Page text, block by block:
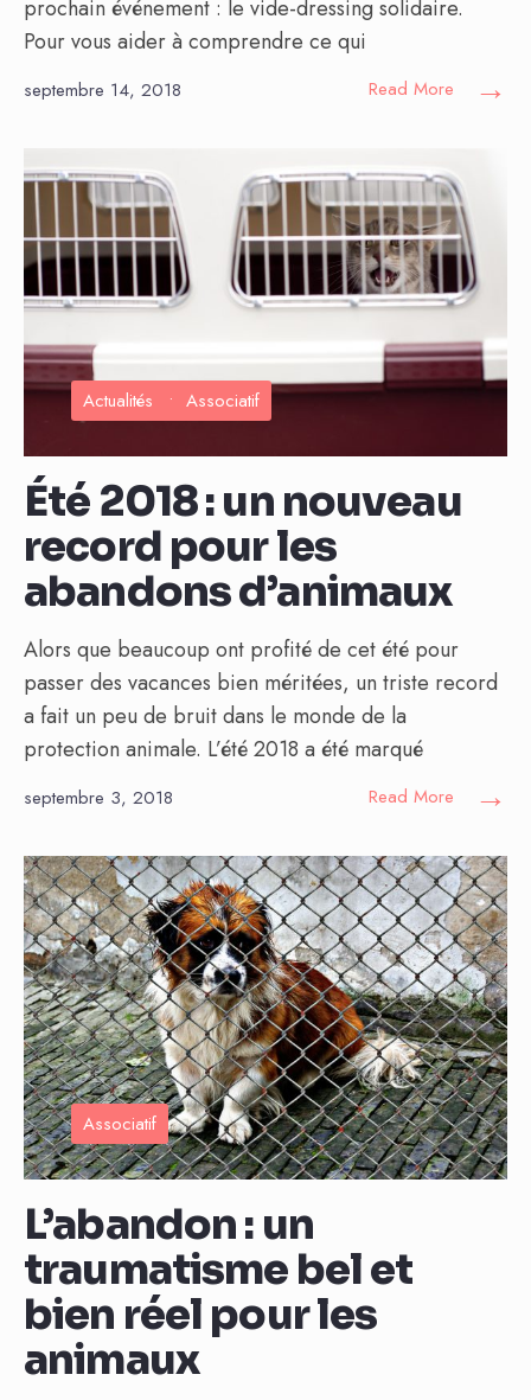
prochain événement : le vide-dressing solidaire.
Pour vous aider à comprendre ce qui
septembre 14, 2018 Read More →
Actualités • Associatif
Été 2018 : un nouveau
record pour les
abandons d’animaux
Alors que beaucoup ont profité de cet été pour
passer des vacances bien méritées, un triste record
a fait un peu de bruit dans le monde de la
protection animale. L’été 2018 a été marqué
septembre 3, 2018 Read More →
Associatif
L’abandon : un
traumatisme bel et
bien réel pour les
animaux